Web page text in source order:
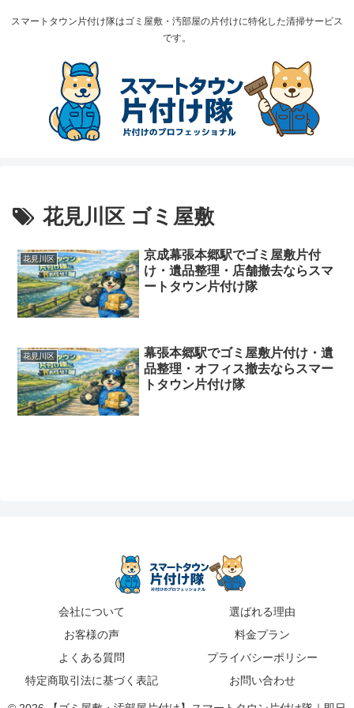
スマートタウン片付け隊はゴミ屋敷・汚部屋の片付けに特化した清掃サービス
です。
花見川区 ゴミ屋敷
花見川区
京成幕張本郷駅でゴミ屋敷片付
け・遺品整理・店舗撤去ならスマ
ートタウン片付け隊
花見川区
幕張本郷駅でゴミ屋敷片付け・遺
品整理・オフィス撤去ならスマー
トタウン片付け隊
会社について
選ばれる理由
お客様の声
料金プラン
よくある質問
プライバシーポリシー
特定商取引法に基づく表記
お問い合わせ